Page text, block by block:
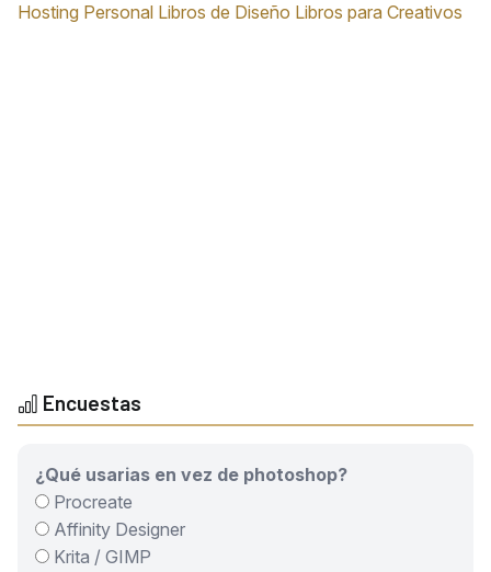
Hosting Personal Libros de Diseño Libros para Creativos
Encuestas
¿Qué usarias en vez de photoshop?
Procreate
Affinity Designer
Krita / GIMP